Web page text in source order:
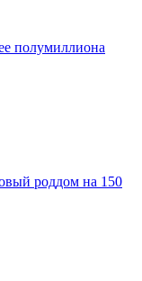
полумиллиона
роддом на 150